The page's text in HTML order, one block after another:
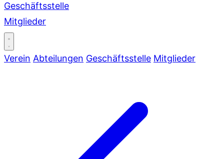
Geschäftsstelle
Mitglieder
Verein Abteilungen Geschäftsstelle Mitglieder